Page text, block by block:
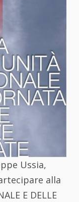
Ussia,
alla
E DELLE